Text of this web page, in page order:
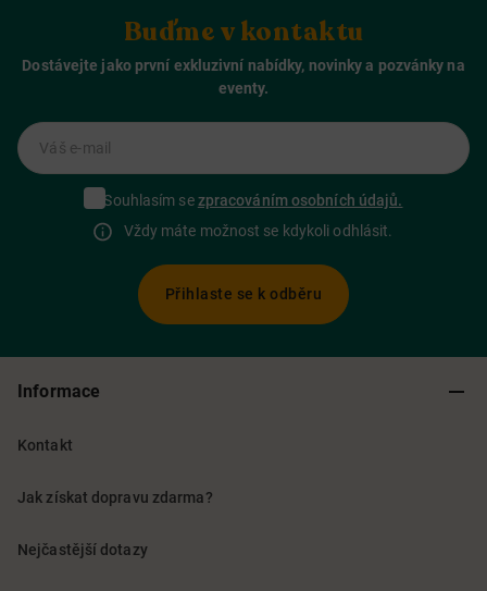
Buďme v kontaktu
Dostávejte jako první exkluzivní nabídky, novinky a pozvánky na
eventy.
Váš e-mail
Souhlasím sezpracováním osobních údajů.
Vždy máte možnost se kdykoli odhlásit.
Přihlaste se k odběru
Informace
Kontakt
Jak získat dopravu zdarma?
Nejčastější dotazy